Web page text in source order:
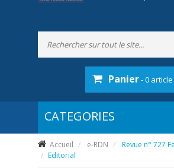
Panier- 0 article
Accueil e-RDN
Revue n° 727
Editorial